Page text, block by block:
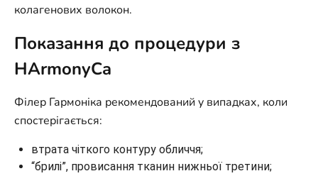
колагенових волокон.
Показання до процедури з
HArmonyCa
Філер Гармоніка рекомендований у випадках, коли
спостерігається:
втрата чіткого контуру обличчя;
“брилі”, провисання тканин нижньої третини;